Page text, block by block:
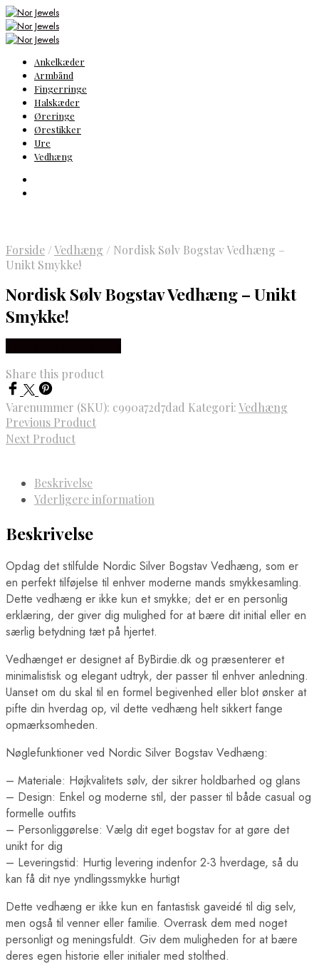
Ankelkæder
Armbånd
Fingerringe
Halskæder
Øreringe
Ørestikker
Ure
Vedhæng
Forside /Vedhæng / Nordisk Sølv Bogstav Vedhæng –
Unikt Smykke!
Nordisk Sølv Bogstav Vedhæng – Unikt
Smykke!
Share this product
Varenummer (SKU): c990a72d7dad Kategori:Vedhæng
Previous Product
Next Product
Beskrivelse
Yderligere information
Beskrivelse
Opdag det stilfulde Nordic Silver Bogstav Vedhæng, som er
en perfekt tilføjelse til enhver moderne mands smykkesamling.
Dette vedhæng er ikke kun et smykke; det er en personlig
erklæring, der giver dig mulighed for at bære dit initial eller en
særlig betydning tæt på hjertet.
Vedhænget er designet af ByBirdie.dk og præsenterer et
minimalistisk og elegant udtryk, der passer til enhver anledning.
Uanset om du skal til en formel begivenhed eller blot ønsker at
pifte din hverdag op, vil dette vedhæng helt sikkert fange
opmærksomheden.
Nøglefunktioner ved Nordic Silver Bogstav Vedhæng:
– Materiale: Højkvalitets sølv, der sikrer holdbarhed og glans
– Design: Enkel og moderne stil, der passer til både casual og
formelle outfits
– Personliggørelse: Vælg dit eget bogstav for at gøre det
unikt for dig
– Leveringstid: Hurtig levering indenfor 2-3 hverdage, så du
kan få dit nye yndlingssmykke hurtigt
Dette vedhæng er ikke kun en fantastisk gaveidé til dig selv,
men også til venner eller familie. Overrask dem med noget
personligt og meningsfuldt. Giv dem muligheden for at bære
deres egen historie eller initialer med stolthed.